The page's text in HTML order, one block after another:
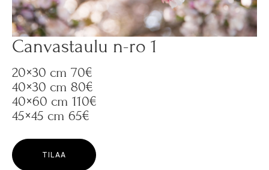
Canvastaulu n-ro 1
20×30 cm 70€
40×30 cm 80€
40×60 cm 110€
45×45 cm 65€
TILAA